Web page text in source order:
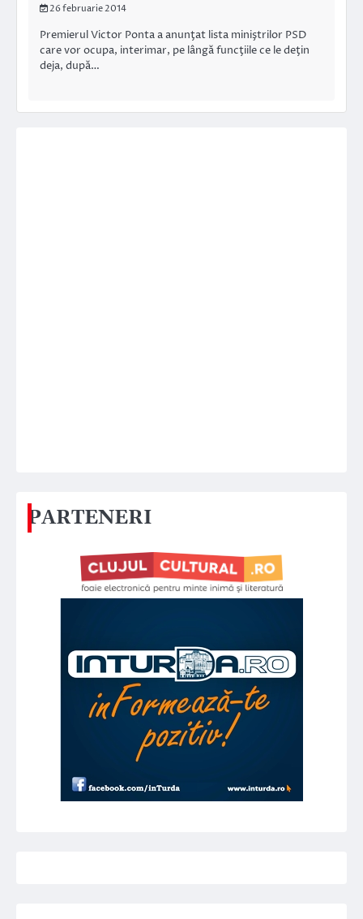
26 februarie 2014
Premierul Victor Ponta a anunţat lista miniştrilor PSD
care vor ocupa, interimar, pe lângă funcţiile ce le deţin
deja, după…
PARTENERI